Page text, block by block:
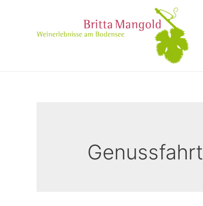
Genussfahrt